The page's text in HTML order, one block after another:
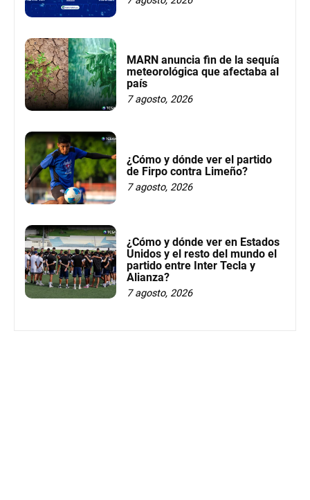
MARN anuncia fin de la sequía
meteorológica que afectaba al
país
7 agosto, 2026
¿Cómo y dónde ver el partido
de Firpo contra Limeño?
7 agosto, 2026
¿Cómo y dónde ver en Estados
Unidos y el resto del mundo el
partido entre Inter Tecla y
Alianza?
7 agosto, 2026